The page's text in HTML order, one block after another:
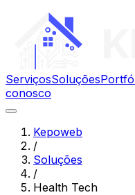
ServiçosSoluções
conosco
Kepoweb
/
Soluções
/
Health Tech